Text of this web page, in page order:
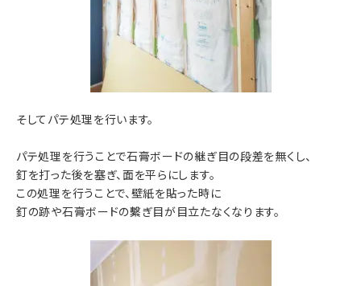
そしてパテ処理を行います。
パテ処理を行うことで石膏ボードの継ぎ目の段差を無くし、
釘を打った後を塞ぎ、面を平らにします。
この処理を行うことで、壁紙を貼った時に
釘の跡や石膏ボードの繫ぎ目が目立たなくなります。